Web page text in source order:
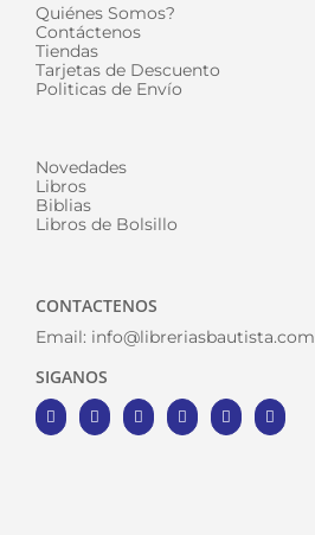
Quiénes Somos?
Contáctenos
Tiendas
Tarjetas de Descuento
Politicas de Envío
Novedades
Libros
Biblias
Libros de Bolsillo
CONTACTENOS
Email: info@libreriasbautista.com
SIGANOS